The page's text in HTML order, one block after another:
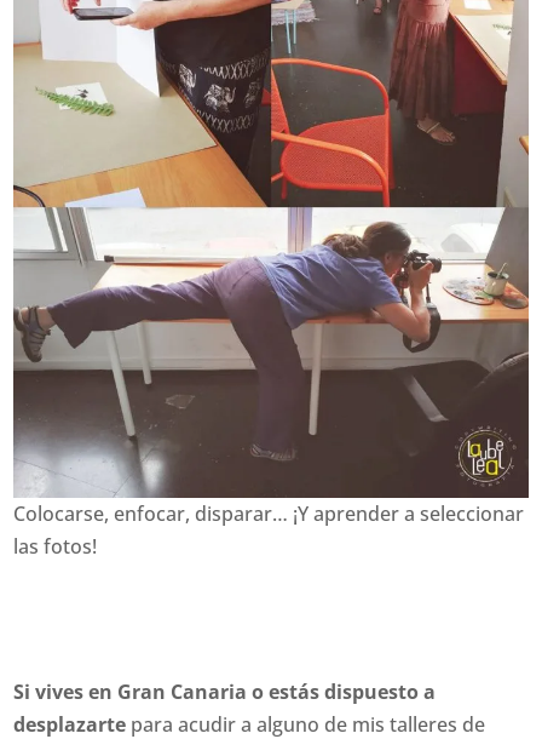
Colocarse, enfocar, disparar… ¡Y aprender a seleccionar
las fotos!
Si vives en Gran Canaria o estás dispuesto a
desplazarte para acudir a alguno de mis talleres de